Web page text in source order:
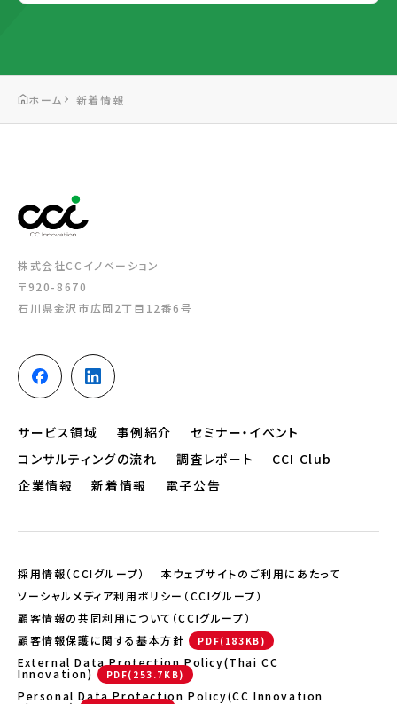
ホーム 新着情報
株式会社CCイノベーション
〒920-8670
石川県金沢市広岡2丁目12番6号
サービス領域 事例紹介
セミナー・イベント
コンサルティングの流れ
調査レポート
CCI Club
企業情報
新着情報 電子公告
採用情報（CCIグループ）
本ウェブサイトのご利用にあたって
ソーシャルメディア利用ポリシー（CCIグループ）
顧客情報の共同利用について（CCIグループ）
顧客情報保護に関する基本方針
External Data Protection Policy(Thai CC
Innovation)
Personal Data Protection Policy(CC Innovation